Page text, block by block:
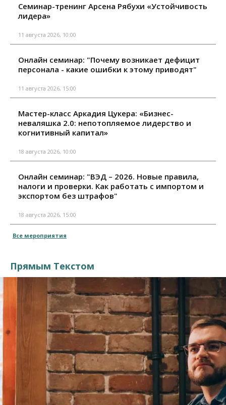
Семинар-тренинг Арсена Рябухи «Устойчивость
лидера»
11 августа 2026, 10:00
Онлайн семинар: "Почему возникает дефицит
персонала - какие ошибки к этому приводят"
11 августа 2026, 15:00
Мастер-класс Аркадия Цукера: «Бизнес-
неваляшка 2.0: непотопляемое лидерство и
когнитивный капитал»
18 августа 2026, 10:00
Онлайн семинар: "ВЭД – 2026. Новые правила,
налоги и проверки. Как работать с импортом и
экспортом без штрафов"
18 августа 2026, 15:00
Все мероприятия
Прямым Текстом